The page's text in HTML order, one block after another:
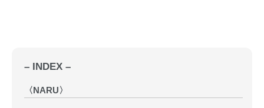
– INDEX –
〈NARU〉